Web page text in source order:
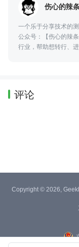
伤心的辣
一个乐于分享技术的
公众号：【伤心的辣
行业，帮助想转行、
评论
Copyright © 2026,